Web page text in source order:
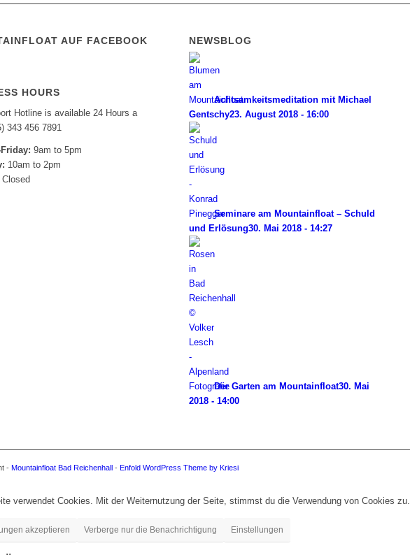
AUF FACEBOOK
HOURS
Hotline is available 24 Hours a
343 456 7891
9am to 5pm
10am to 2pm
Closed
NEWSBLOG
Achtsamkeitsmeditation mit Michael
Gentschy23. August 2018 - 16:00
Seminare am Mountainfloat – Schuld
und Erlösung30. Mai 2018 - 14:27
Der Garten am Mountainfloat30. Mai
2018 - 14:00
- Mountainfloat Bad Reichenhall - Enfold WordPress Theme by Kriesi
verwendet Cookies. Mit der Weiternutzung der Seite, stimmst du die Verwendung von Cookies zu.
akzeptieren Verberge nur die Benachrichtigung Einstellungen